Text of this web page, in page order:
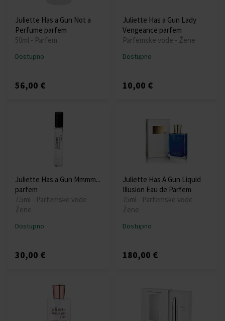
Juliette Has a Gun Not a
Perfume parfem
50ml - Parfem
Dostupno
56,00 €
Juliette Has a Gun Lady
Vengeance parfem
Parfemske vode - Žene
Dostupno
10,00 €
Juliette Has a Gun Mmmm...
parfem
7.5ml - Parfemske vode -
Žene
Dostupno
30,00 €
Juliette Has A Gun Liquid
Illusion Eau de Parfem
75ml - Parfemske vode -
Žene
Dostupno
180,00 €